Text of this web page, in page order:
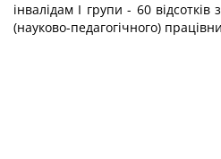
інвалідам I групи - 60 відсотків
(науково-педагогічного)